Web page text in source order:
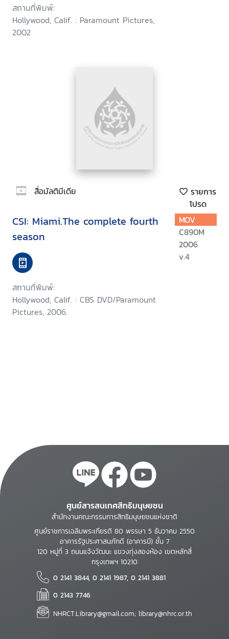
สถานที่พิมพ์:
Hollywood, Calif. : Paramount Pictures,
2002
สื่อมัลติมีเดีย
รายการ
โปรด
CSI: Miami.The complete fourth
season
สถานที่พิมพ์:
Hollywood, Calif. : CBS DVD/Paramount
Pictures, 2006.
MOV
C890M
2006
v.4
ศูนย์สารสนเทศสิทธิมนุษยชน
สำนักงานคณะกรรมการสิทธิมนุษยชนแห่งชาติ
ศูนย์ราชการเฉลิมพระเกียรติ 80 พรรษา 5 ธันวาคม 2550
อาคารรัฐประศาสนภักดี (อาคารบี) ชั้น 7
120 หมู่ที่ 3 ถนนแจ้งวัฒนะ แขวงทุ่งสองห้อง เขตหลักสี่
กรุงเทพฯ 10210
0 2141 3844, 0 2141 1987, 0 2141 3881
0 2143 7746
NHRCT.Library@gmail.com; library@nhrc.or.th